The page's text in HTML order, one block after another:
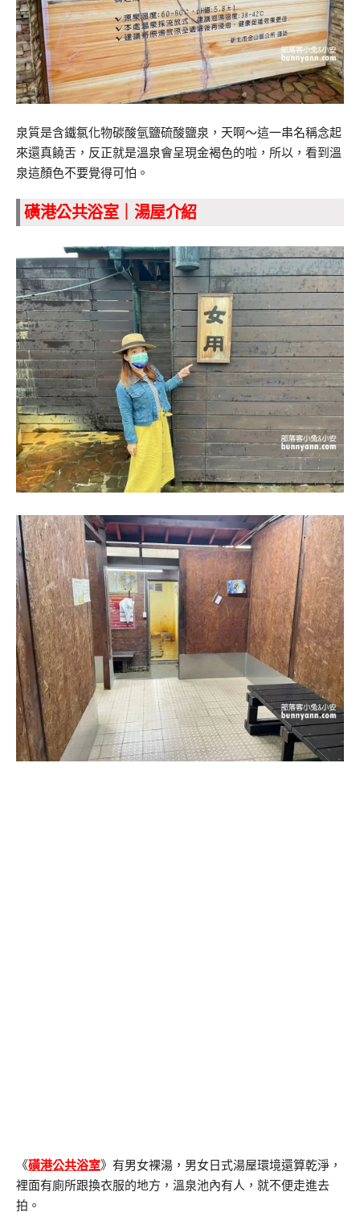
泉質是含鐵氯化物碳酸氫鹽硫酸鹽泉，天啊～這一串名稱念起
來還真饒舌，反正就是溫泉會呈現金褐色的啦，所以，看到溫
泉這顏色不要覺得可怕。
磺港公共浴室｜湯屋介紹
《磺港公共浴室》有男女裸湯，男女日式湯屋環境還算乾淨，
裡面有廁所跟換衣服的地方，溫泉池內有人，就不便走進去
拍。